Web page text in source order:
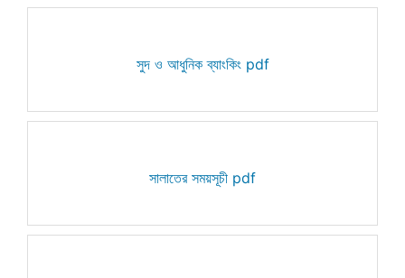
সুদ ও আধুনিক ব্যাংকিং pdf
সালাতের সময়সূচী pdf